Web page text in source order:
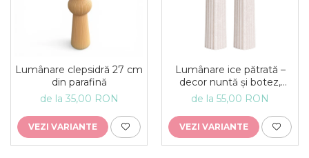
Lumânare clepsidră 27 cm
din parafină
de la 35,00 RON
VEZI VARIANTE
Lumânare ice pătrată –
decor nuntă și botez,
lumânare eveniment
de la 55,00 RON
VEZI VARIANTE